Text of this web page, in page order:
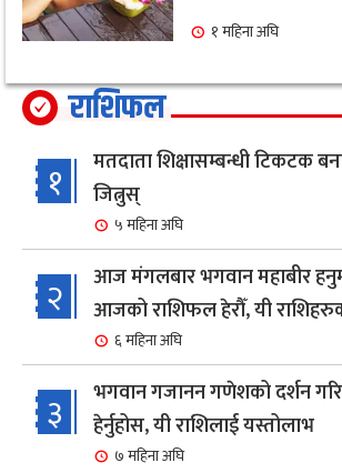
१ महिना अघि
राशिफल
१
मतदाता शिक्षासम्बन्धी टिकटक
जित्नुस्
५ महिना अघि
२
आज मंगलबार भगवान महाबीर
आजको राशिफल हेरौँ, यी
६ महिना अघि
३
भगवान गजानन गणेशको दर्शन
हेर्नुहोस, यी राशिलाई यस्तोलाभ
७ महिना अघि